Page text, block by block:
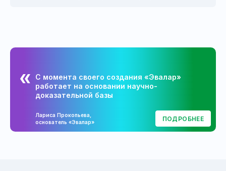
С момента своего создания «Эвалар»
работает на основании научно-
доказательной базы
Лариса Прокопьева,
основатель «Эвалар»
ПОДРОБНЕЕ